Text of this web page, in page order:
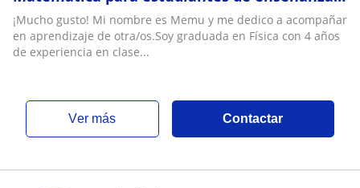
media (Online)
¡Mucho gusto! Mi nombre es Memu y me dedico a acompañar
en aprendizaje de otra/os.Soy graduada en Física con 4 años
de experiencia en clase...
ver más Contactar